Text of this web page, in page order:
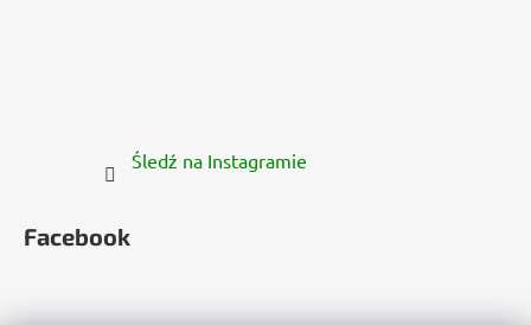
Śledź na Instagramie
Facebook